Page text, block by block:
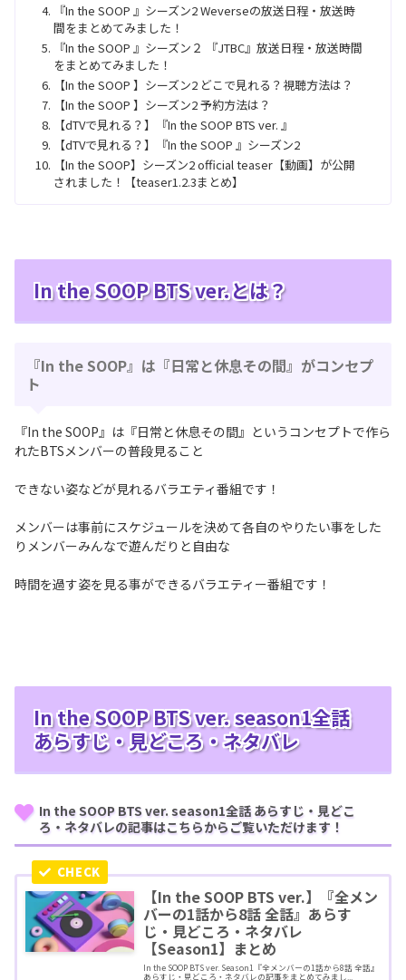
『In the SOOP 』シーズン2 Weverseの放送日程・放送時
間をまとめてみました！
『In the SOOP 』シーズン２ 『JTBC』放送日程・放送時間
をまとめてみました！
【In the SOOP 】シーズン2 どこで見れる？視聴方法は？
【In the SOOP 】シーズン2 予約方法は？
【dTVで見れる？】『In the SOOP BTS ver. 』
【dTVで見れる？】『In the SOOP 』シーズン2
【In the SOOP】シーズン2 official teaser【動画】が公開
されました！【teaser1.2.3まとめ】
In the SOOP BTS ver.とは？
『In the SOOP』は『日常と休息その間』がコンセプ
ト
『In the SOOP』は『日常と休息その間』というコンセプトで作ら
れたBTSメンバーの普段見ること
できない姿などが見れるバラエティ番組です！
メンバーは事前にスケジュールを決めて各自のやりたい事をした
りメンバーみんなで遊んだりと自由な
時間を過す姿を見る事ができるバラエティー番組です！
In the SOOP BTS ver. season1全話
あらすじ・見どころ・ネタバレ
In the SOOP BTS ver. season1全話 あらすじ・見どこ
ろ・ネタバレの記事はこちらからご覧いただけます！
【In the SOOP BTS ver.】『全メン
バーの1話から8話 全話』あらす
じ・見どころ・ネタバレ
【Season1】まとめ
In the SOOP BTS ver. Season1『全メンバーの1話から8話 全話』
あらすじ・見どころ・ネタバレの記事をまとめてみまし...